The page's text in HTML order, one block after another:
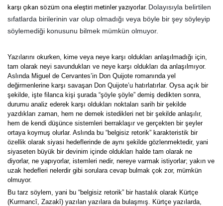
karşı çıkan sözüm ona eleştiri metinler yazıyorlar. Dolayısıyla belirtilen
sıfatlarda birilerinin var olup olmadığı veya böyle bir şey söyleyip
söylemediği konusunu bilmek mümkün olmuyor.
Yazılarını okurken, kime veya neye karşı oldukları anlaşılmadığı için,
tam olarak neyi savundukları ve neye karşı oldukları da anlaşılmıyor.
Aslında Miguel de Cervantes’in Don Quijote romanında yel
değirmenlerine karşı savaşan Don Quijote’u hatırlatırlar. Oysa açık bir
şekilde, işte filanca kişi şurada “şöyle şöyle” demiş dedikten sonra,
durumu analiz ederek karşı oldukları noktaları sarih bir şekilde
yazdıkları zaman, hem ne demek istedikleri net bir şekilde anlaşılır,
hem de kendi düşünce sistemleri berraklaşır ve gerçekten bir şeyler
ortaya koymuş olurlar. Aslında bu “belgisiz retorik” karakteristik bir
özellik olarak siyasi hedeflerinde de aynı şekilde gözlenmektedir, yani
siyaseten büyük bir devinim içinde oldukları halde tam olarak ne
diyorlar, ne yapıyorlar, istemleri nedir, nereye varmak istiyorlar; yakın ve
uzak hedefleri nelerdir gibi sorulara cevap bulmak çok zor, mümkün
olmuyor.
Bu tarz söylem, yani bu “belgisiz retorik” bir hastalık olarak Kürtçe
(Kurmancî, Zazakî) yazılan yazılara da bulaşmış. Kürtçe yazılarda,